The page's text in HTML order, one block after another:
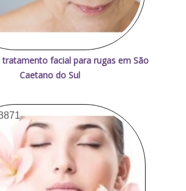
tratamento facial para rugas em São
Caetano do Sul